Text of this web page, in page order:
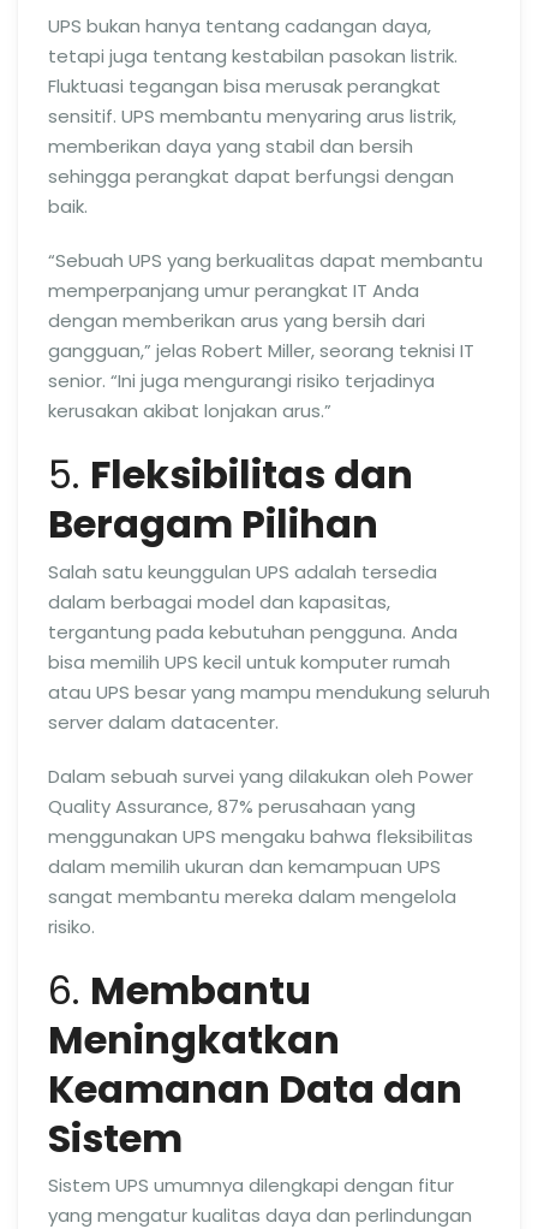
UPS bukan hanya tentang cadangan daya,
tetapi juga tentang kestabilan pasokan listrik.
Fluktuasi tegangan bisa merusak perangkat
sensitif. UPS membantu menyaring arus listrik,
memberikan daya yang stabil dan bersih
sehingga perangkat dapat berfungsi dengan
baik.
“Sebuah UPS yang berkualitas dapat membantu
memperpanjang umur perangkat IT Anda
dengan memberikan arus yang bersih dari
gangguan,” jelas Robert Miller, seorang teknisi IT
senior. “Ini juga mengurangi risiko terjadinya
kerusakan akibat lonjakan arus.”
5. Fleksibilitas dan
Beragam Pilihan
Salah satu keunggulan UPS adalah tersedia
dalam berbagai model dan kapasitas,
tergantung pada kebutuhan pengguna. Anda
bisa memilih UPS kecil untuk komputer rumah
atau UPS besar yang mampu mendukung seluruh
server dalam datacenter.
Dalam sebuah survei yang dilakukan oleh Power
Quality Assurance, 87% perusahaan yang
menggunakan UPS mengaku bahwa fleksibilitas
dalam memilih ukuran dan kemampuan UPS
sangat membantu mereka dalam mengelola
risiko.
6. Membantu
Meningkatkan
Keamanan Data dan
Sistem
Sistem UPS umumnya dilengkapi dengan fitur
yang mengatur kualitas daya dan perlindungan